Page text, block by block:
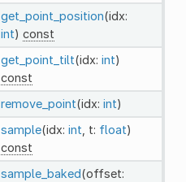
get_point_position(idx:
int) const
get_point_tilt(idx: int)
const
remove_point(idx: int)
sample(idx: int , t: float)
const
sample_baked(offset: